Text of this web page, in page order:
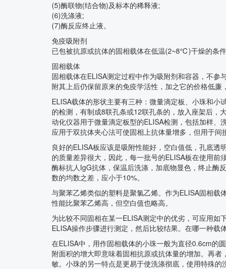
(5)酶联物(结合物)及标本的稀释液;
(6)洗涤液;
(7)酶反应终止液。
免疫吸附剂
已包被抗原或抗体的固相载体在低温(2~8℃)干燥的条
固相载体
固相载体在ELISA测定过程中作为吸附剂和容器，不
附其上后仍保留原来的免疫学活性，加之它的价格低廉
ELISA载体的形状主要有三种：微量滴定板、小珠和
的检测，有制成8联孔条或12联孔条的，放入座架后，
动化仪器用于微量滴定板型的ELISA检测，包括加样、
应用于双抗体夹心法可使固相上抗体量增多，但用于间
良好的ELISA板应该是吸附性能好，空白值低，孔底
的质量差异很大，因此，每一批号的ELISA板在使用
酶标抗人IgG抗体，保温后洗涤，加底物显色，终止酶
数的均数之差，应小于10%。
与聚苯乙烯类似的塑料是聚氯乙烯。作为ELISA固相
性能比聚苯乙烯高，但空白值也略高。
为比较不同固相在某一ELISA测定中的优劣，可应用
ELISA操作步骤进行测定，然后比较结果。在哪一种载
在ELISA中，用作固相载体的小珠一般为直径0.6cm的
附面积的增大即意味着固相抗原或抗体量的增加。再
敏。小珠的另一特点是更易于使洗涤彻底，使用特殊